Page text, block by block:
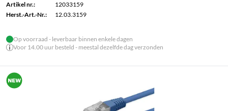
Artikel nr.:
12033159
Herst.-Art.-Nr.:
12.03.3159
Op voorraad - leverbaar binnen enkele dagen
Voor 14.00 uur besteld - meestal dezelfde dag verzonden